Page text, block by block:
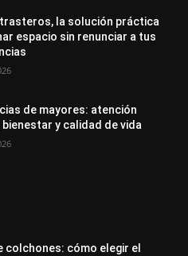
la solución práctica
espacio sin renunciar a tus
de mayores: atención
y calidad de vida
colchones: cómo elegir el